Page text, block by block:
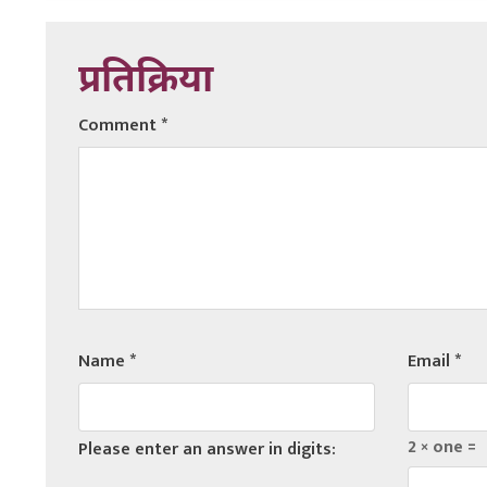
प्रतिक्रिया
Comment*
Name* Email*
Please enter an answer in digits: 2 × one =